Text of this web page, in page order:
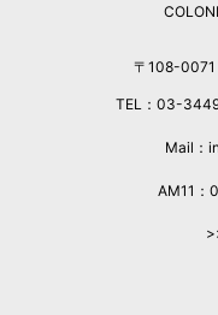
〒108-
TEL：03-
Mail：
AM11